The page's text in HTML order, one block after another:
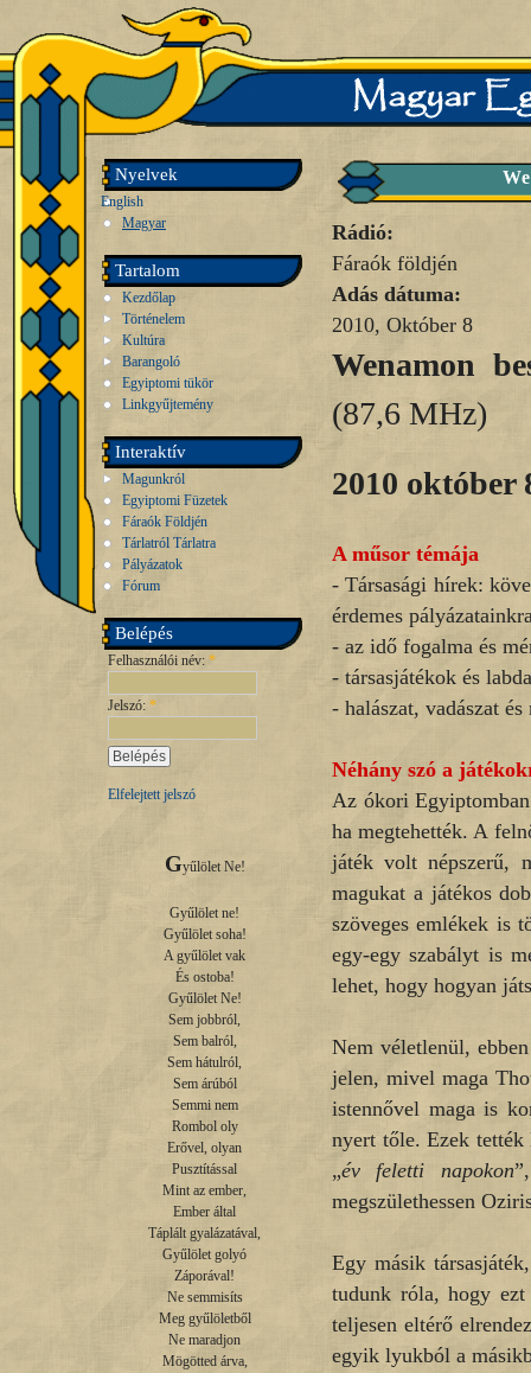
Nyelvek
English
Magyar
Tartalom
Kezdőlap
Történelem
Kultúra
Barangoló
Egyiptomi tükör
Linkgyűjtemény
Interaktív
Magunkról
Egyiptomi Füzetek
Fáraók Földjén
Tárlatról Tárlatra
Pályázatok
Fórum
Belépés
Felhasználói név: *
Jelszó: *
Elfelejtett jelszó
Gyűlölet Ne!
Gyűlölet ne!
Gyűlölet soha!
A gyűlölet vak
És ostoba!
Gyűlölet Ne!
Sem jobbról,
Sem balról,
Sem hátulról,
Sem árúból
Semmi nem
Rombol oly
Erővel, olyan
Pusztítással
Mint az ember,
Ember által
Táplált gyalázatával,
Gyűlölet golyó
Záporával!
Ne semmisíts
Meg gyűlöletből
Ne maradjon
Mögötted árva,
Rádió:
Fáraók földjén
Adás dátuma:
2010, Október 8
Wenamon
(87,6 MHz)
2010 október
A műsor témája
- Társasági hírek:
érdemes
- az idő fogalma és
- társasjátékok és
- halászat, vadászat
Néhány szó a
Az ókori
ha megtehették. A
játék volt népszerű,
magukat a játékos
szöveges emlékek is
egy-egy szabályt is
lehet, hogy hogyan
Nem véletlenül,
jelen, mivel maga
istennővel maga is
nyert tőle. Ezek tették
„év feletti napokon
megszülethessen
Egy másik
tudunk róla, hogy ezt
teljesen eltérő
egyik lyukból a